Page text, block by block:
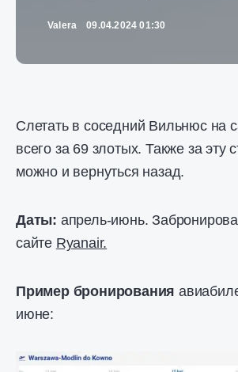
Valera 09.04.2024 01:30
Слетать в соседний Вильнюс на
всего за 69 злотых. Также за эту
можно и вернуться назад.
Даты: апрель-июнь.
сайте Ryanair.
Пример бронирования
июне: